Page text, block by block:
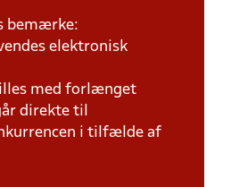
bemærke:
elektronisk
med forlænget
direkte til
i tilfælde af